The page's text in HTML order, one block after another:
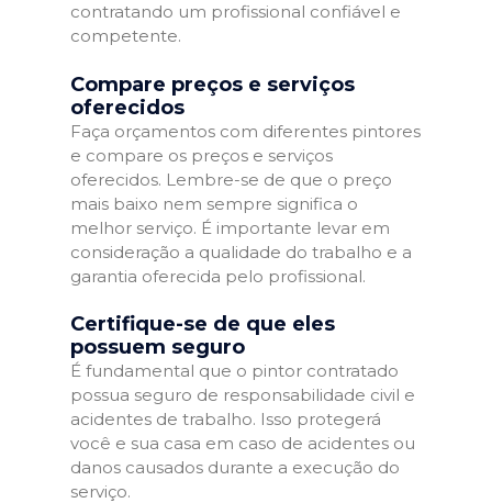
contratando um profissional confiável e
competente.
Compare preços e serviços
oferecidos
Faça orçamentos com diferentes pintores
e compare os preços e serviços
oferecidos. Lembre-se de que o preço
mais baixo nem sempre significa o
melhor serviço. É importante levar em
consideração a qualidade do trabalho e a
garantia oferecida pelo profissional.
Certifique-se de que eles
possuem seguro
É fundamental que o pintor contratado
possua seguro de responsabilidade civil e
acidentes de trabalho. Isso protegerá
você e sua casa em caso de acidentes ou
danos causados durante a execução do
serviço.